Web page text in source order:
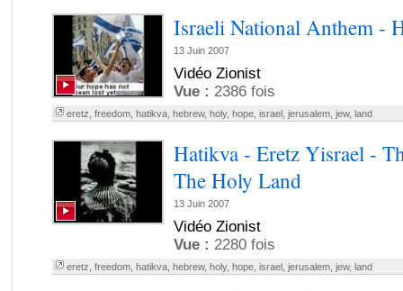
Israeli National Anthem -
13 Juin 2007
Vidéo Zionist
Vue : 2386 fois
eretz freedom, hatikva, hebrew, holy, hope, israel, jerusalem, jew, land
Hatikva - Eretz Yisrael -
The Holy Land
13 Juin 2007
Vidéo Zionist
Vue : 2280 fois
eretz freedom, hatikva, hebrew, holy, hope, israel, jerusalem, jew, land